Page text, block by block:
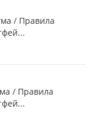
/ Правила
/ Правила